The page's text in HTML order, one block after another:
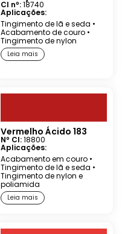
CI nº:18740
Aplicações:
Tingimento de lã e seda •
Acabamento de couro•
Tingimento de nylon
Leia mais
Vermelho Ácido 183
Nº CI:18800
Aplicações:
Acabamento em couro•
Tingimento de lã e seda •
Tingimento de nylon e
poliamida
Leia mais